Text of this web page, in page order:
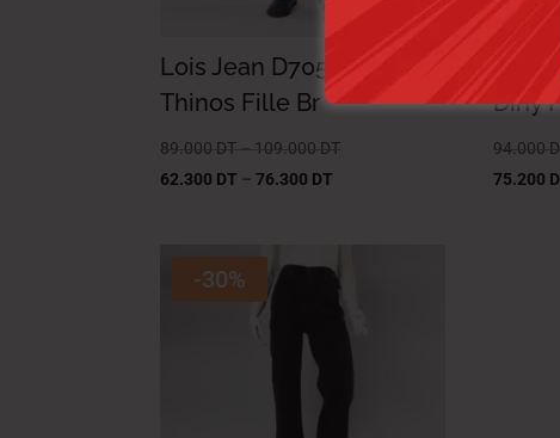
Lois Jean D70585-04
Thinos Fille Br
89.000 DT 109.000 DT
62.300 DT –76.300 DT
Lois
Diny
94.000
75.200
-30%